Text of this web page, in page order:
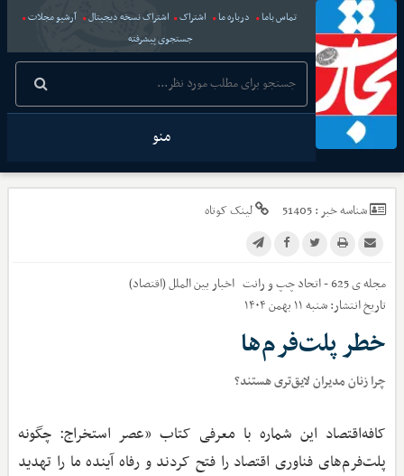
تماس باما درباره ما اشتراک اشتراک نسخه دیجیتال
آرشیو مجلات
جستجوی پیشرفته
منو
شناسه خبر :51405 لینک کوتاه
مجله ی 625 - اتحاد چپ و رانت اخباربین الملل (اقتصاد)
تاریخ انتشار:شنبه ۱۱ بهمن ۱۴۰۴
خطر پلت‌فرم‌ها‌
چرا زنان مدیران لایق‌تری هستند؟
کافه‌اقتصاد این شماره با معرفی کتاب «عصر استخراج: چگونه
پلت‌فرم‌های فناوری اقتصاد را فتح کردند و رفاه آینده ما را تهدید